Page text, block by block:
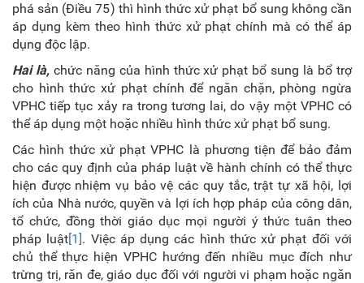
phá sản (Điều 75) thì hình thức xử phạt bổ sung không cần
áp dụng kèm theo hình thức xử phạt chính mà có thể áp
dụng độc lập.
Hai là, chức năng của hình thức xử phạt bổ sung là bổ trợ
cho hình thức xử phạt chính để ngăn chặn, phòng ngừa
VPHC tiếp tục xảy ra trong tương lai, do vậy một VPHC có
thể áp dụng một hoặc nhiều hình thức xử phạt bổ sung.
Các hình thức xử phạt VPHC là phương tiện để bảo đảm
cho các quy định của pháp luật về hành chính có thể thực
hiện được nhiệm vụ bảo vệ các quy tắc, trật tự xã hội, lợi
ích của Nhà nước, quyền và lợi ích hợp pháp của công dân,
tổ chức, đồng thời giáo dục mọi người ý thức tuân theo
pháp luật[1]. Việc áp dụng các hình thức xử phạt đối với
chủ thể thực hiện VPHC hướng đến nhiều mục đích như
trừng trị, răn đe, giáo dục đối với người vi phạm hoặc ngăn